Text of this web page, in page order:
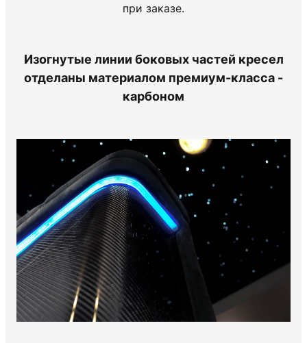
при заказе.
Изогнутые линии боковых частей кресел
отделаны материалом премиум-класса -
карбоном